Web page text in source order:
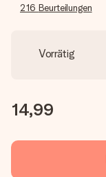
216 Beurteilungen
Vorrätig
14,99